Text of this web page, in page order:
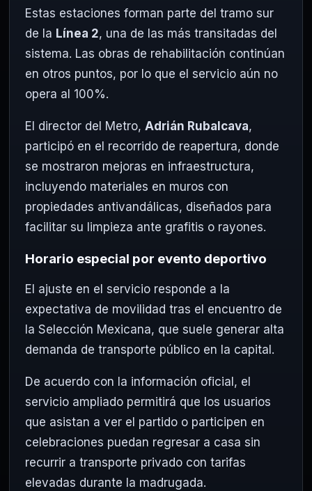
Estas estaciones forman parte del tramo sur
de la Línea 2, una de las más transitadas del
sistema. Las obras de rehabilitación continúan
en otros puntos, por lo que el servicio aún no
opera al 100%.
El director del Metro, Adrián Rubalcava,
participó en el recorrido de reapertura, donde
se mostraron mejoras en infraestructura,
incluyendo materiales en muros con
propiedades antivandálicas, diseñados para
facilitar su limpieza ante grafitis o rayones.
Horario especial por evento deportivo
El ajuste en el servicio responde a la
expectativa de movilidad tras el encuentro de
la Selección Mexicana, que suele generar alta
demanda de transporte público en la capital.
De acuerdo con la información oficial, el
servicio ampliado permitirá que los usuarios
que asistan a ver el partido o participen en
celebraciones puedan regresar a casa sin
recurrir a transporte privado con tarifas
elevadas durante la madrugada.